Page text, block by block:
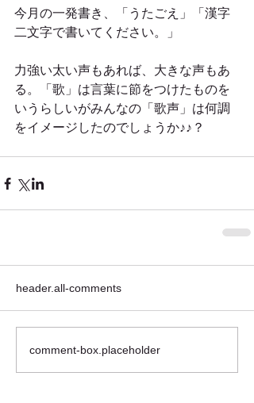
今月の一発書き、「うたごえ」「漢字
二文字で書いてください。」
力強い太い声もあれば、大きな声もあ
る。「歌」は言葉に節をつけたものを
いうらしいがみんなの「歌声」は何調
をイメージしたのでしょうか♪♪？
header.all-comments
comment-box.placeholder